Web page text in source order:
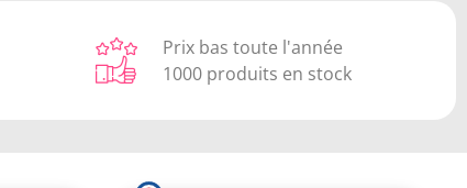
Prix bas toute l'année
1000 produits en stock